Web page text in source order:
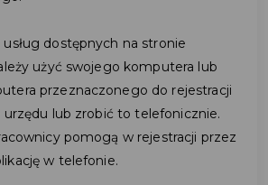
dostępnych na stronie
użyć swojego komputera lub
przeznaczonego do rejestracji
lub zrobić to telefonicznie.
pomogą w rejestracji przez
w telefonie.